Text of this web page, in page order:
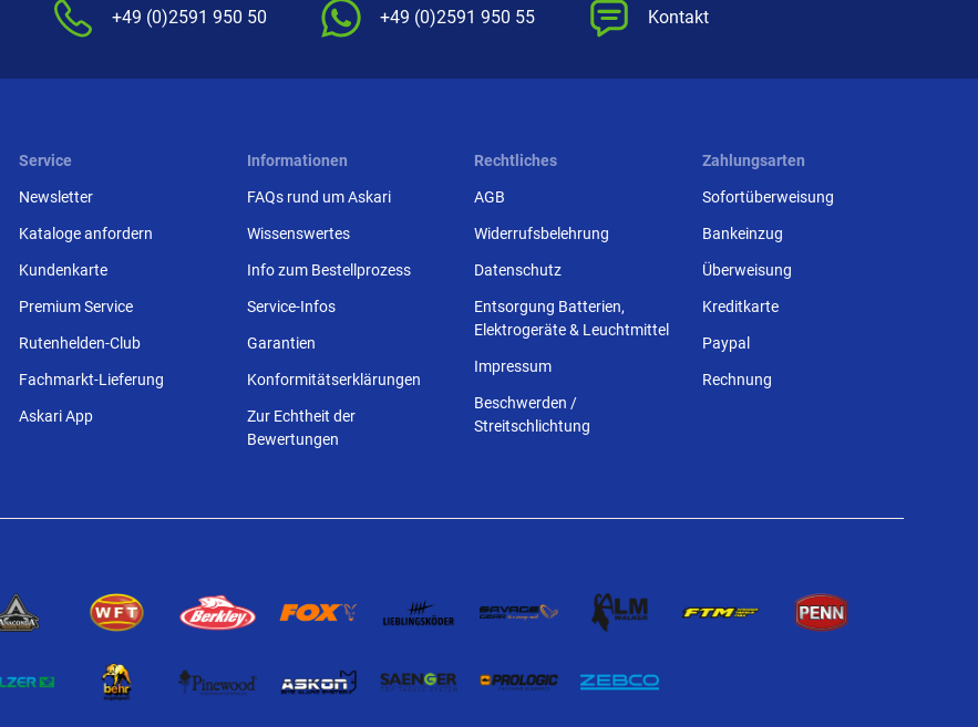
+49 (0)2591 950 50 +49 (0)2591 950 55 Kontakt
Service
Newsletter
Kataloge anfordern
Kundenkarte
Premium Service
Rutenhelden-Club
Fachmarkt-Lieferung
Askari App
Informationen
FAQs rund um Askari
Wissenswertes
Info zum Bestellprozess
Service-Infos
Garantien
Konformitätserklärungen
Zur Echtheit der
Bewertungen
Rechtliches
AGB
Widerrufsbelehrung
Datenschutz
Entsorgung Batterien,
Elektrogeräte & Leuchtmittel
Impressum
Beschwerden /
Streitschlichtung
Zahlungsarten
Sofortüberweisung
Bankeinzug
Überweisung
Kreditkarte
Paypal
Rechnung